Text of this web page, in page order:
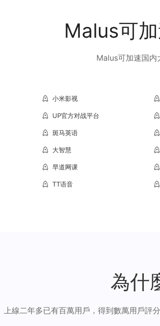
Malus可
Malus可加速国内
小米影视
UP官方对战平台
斑马英语
大智慧
早道网课
TT语音
為什
上線二年多已有百萬用戶，得到數萬用戶